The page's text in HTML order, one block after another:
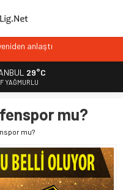
kattı
Gül dönemi
29°C
YAĞMURLU
mu?
mu?